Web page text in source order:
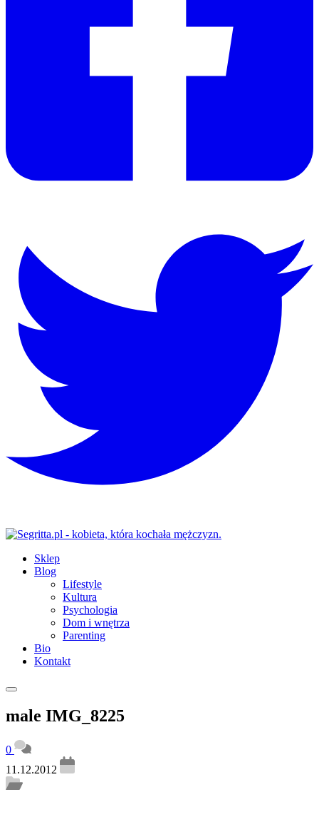
Sklep
Blog
Lifestyle
Kultura
Psychologia
Dom i wnętrza
Parenting
Bio
Kontakt
male IMG_8225
0
11.12.2012